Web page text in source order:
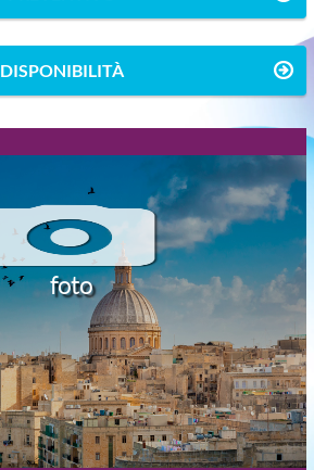
DISPONIBILITÀ
foto